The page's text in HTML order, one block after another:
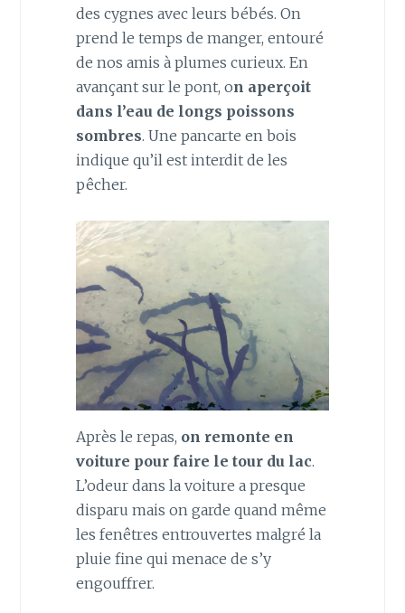
des cygnes avec leurs bébés. On
prend le temps de manger, entouré
de nos amis à plumes curieux. En
avançant sur le pont, on aperçoit
dans l’eau de longs poissons
sombres. Une pancarte en bois
indique qu’il est interdit de les
pêcher.
Après le repas, on remonte en
voiture pour faire le tour du lac.
L’odeur dans la voiture a presque
disparu mais on garde quand même
les fenêtres entrouvertes malgré la
pluie fine qui menace de s’y
engouffrer.